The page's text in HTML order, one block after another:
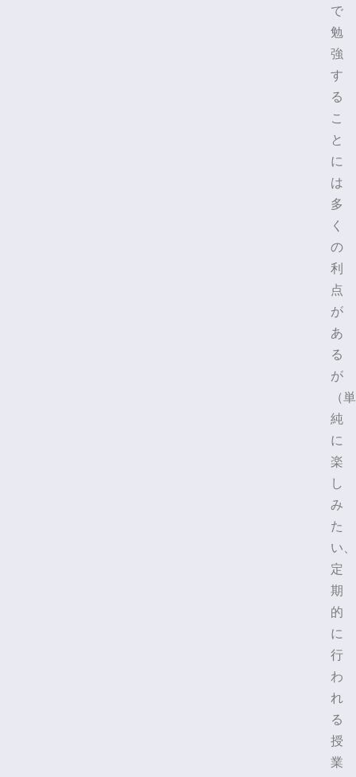
で
勉
強
す
る
こ
と
に
は
多
く
の
利
点
が
あ
る
が
（単
純
に
楽
し
み
た
い、
定
期
的
に
行
わ
れ
る
授
業